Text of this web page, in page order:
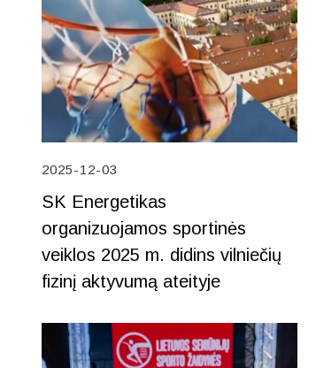
2025-12-03
SK Energetikas
organizuojamos sportinės
veiklos 2025 m. didins vilniečių
fizinį aktyvumą ateityje